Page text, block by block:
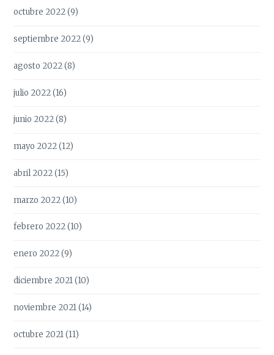
octubre 2022(9)
septiembre 2022(9)
agosto 2022(8)
julio 2022(16)
junio 2022(8)
mayo 2022(12)
abril 2022(15)
marzo 2022(10)
febrero 2022(10)
enero 2022(9)
diciembre 2021(10)
noviembre 2021(14)
octubre 2021(11)